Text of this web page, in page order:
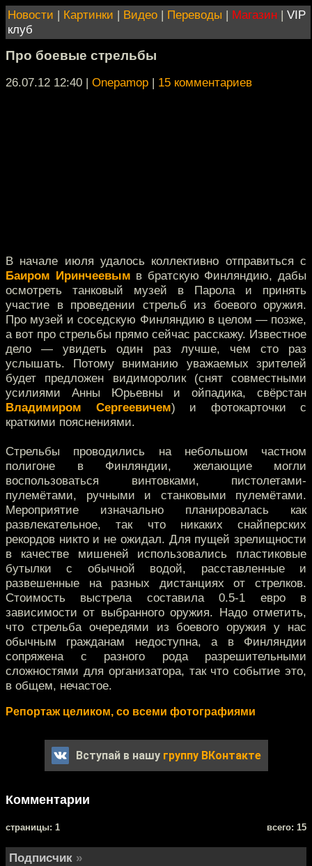
Новости | Картинки | Видео | Переводы | Магазин | VIP
клуб
Про боевые стрельбы
26.07.12 12:40 | Onepamop | 15 комментариев
В начале июля удалось коллективно отправиться с
Баиром Иринчеевым в братскую Финляндию, дабы
осмотреть танковый музей в Парола и принять
участие в проведении стрельб из боевого оружия.
Про музей и соседскую Финляндию в целом — позже,
а вот про стрельбы прямо сейчас расскажу. Известное
дело — увидеть один раз лучше, чем сто раз
услышать. Потому вниманию уважаемых зрителей
будет предложен видиморолик (снят совместными
усилиями Анны Юрьевны и ойпадика, свёрстан
Владимиром Сергеевичем) и фотокарточки с
краткими пояснениями.
Стрельбы проводились на небольшом частном
полигоне в Финляндии, желающие могли
воспользоваться винтовками, пистолетами-
пулемётами, ручными и станковыми пулемётами.
Мероприятие изначально планировалась как
развлекательное, так что никаких снайперских
рекордов никто и не ожидал. Для пущей зрелищности
в качестве мишеней использовались пластиковые
бутылки с обычной водой, расставленные и
развешенные на разных дистанциях от стрелков.
Стоимость выстрела составила 0.5-1 евро в
зависимости от выбранного оружия. Надо отметить,
что стрельба очередями из боевого оружия у нас
обычным гражданам недоступна, а в Финляндии
сопряжена с разного рода разрешительными
сложностями для организатора, так что событие это,
в общем, нечастое.
Репортаж целиком, со всеми фотографиями
Вступай в нашу группу ВКонтакте
Комментарии
cтраницы: 1 всего: 15
Подписчик »